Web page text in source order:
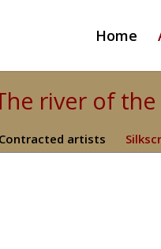
Home
river of
Contracted artists